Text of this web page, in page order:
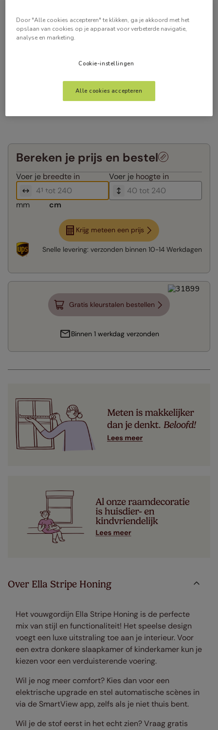
Bereken je prijs en bestel
Voer je breedte in Voer je hoogte in
mm cm
Krijg meteen een prijs
Snelle levering: verzonden binnen 10-14 Werkdagen
Gratis kleurstalen bestellen
Binnen 1 werkdag verzonden
Over Ella Stripe Honing
Het vouwgordijn Ella Stripe Honing is de perfecte
mix van stijl en functionaliteit! Het speelse design
voegt een luxe uitstraling toe aan je interieur. Voor
een extra donkere slaapkamer of kinderkamer kun je
kiezen voor een verduisterende voering.
Wil je nog meer comfort? Kies dan voor een
elektrische upgrade en stel automatische scènes in
via de SmartView app, zelfs als je niet thuis bent.
Wil je de stof eerst in het echt zien? Vraag gratis
Door "Alle cookies accepteren" te klikken, ga je akkoord met het
opslaan van cookies op je apparaat voor verbeterde navigatie,
analyse en marketing.
Cookie-instellingen
Alle cookies accepteren